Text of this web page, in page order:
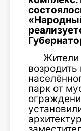
Жители
парк от